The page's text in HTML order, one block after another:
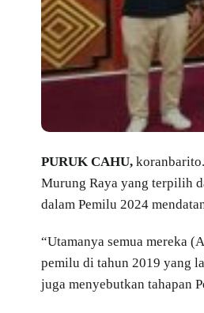
PURUK CAHU,
Murung Raya yang terpilih
dalam Pemilu 2024
“Utamanya semua mereka
pemilu di tahun 2019 yang
juga menyebutkan tahapan